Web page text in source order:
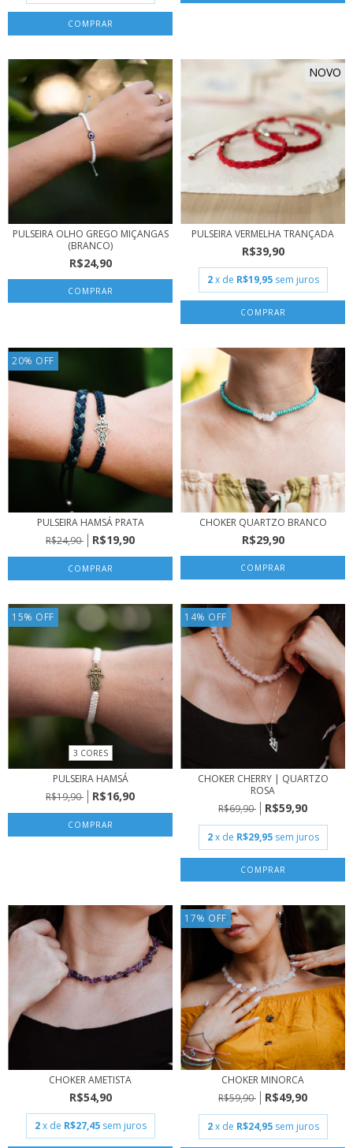
COMPRAR
PULSEIRA OLHO GREGO MIÇANGAS
(BRANCO)
R$24,90
NOVO
PULSEIRA VERMELHA TRANÇADA
R$39,90
2 x de R$19,95 sem juros
20% OFF
PULSEIRA HAMSÁ PRATA
R$24,90
R$19,90
COMPRAR
CHOKER QUARTZO BRANCO
R$29,90
15% OFF
3 CORES
PULSEIRA HAMSÁ
R$19,90
R$16,90
COMPRAR
14% OFF
CHOKER CHERRY | QUARTZO
ROSA
R$69,90
R$59,90
2 x de R$29,95 sem juros
CHOKER AMETISTA
R$54,90
2 x de R$27,45 sem juros
17% OFF
CHOKER MINORCA
R$59,90
R$49,90
2 x de R$24,95 sem juros